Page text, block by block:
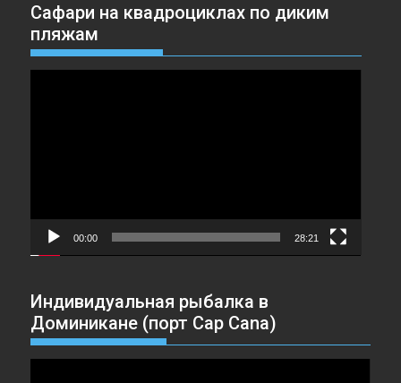
Сафари на квадроциклах по диким
пляжам
00:00 28:21
Индивидуальная рыбалка в
Доминикане (порт Cap Cana)